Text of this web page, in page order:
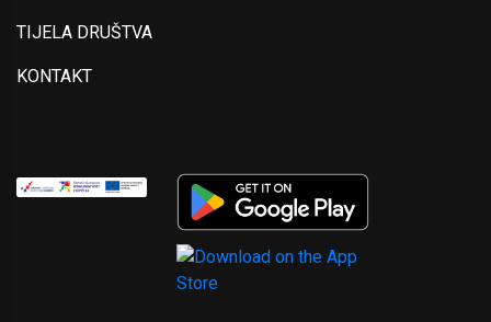
TIJELA DRUŠTVA
KONTAKT